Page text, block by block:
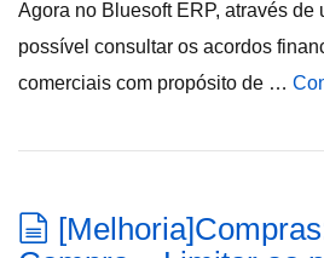
Agora no Bluesoft ERP, através de
possível consultar os acordos
comerciais com propósito de …